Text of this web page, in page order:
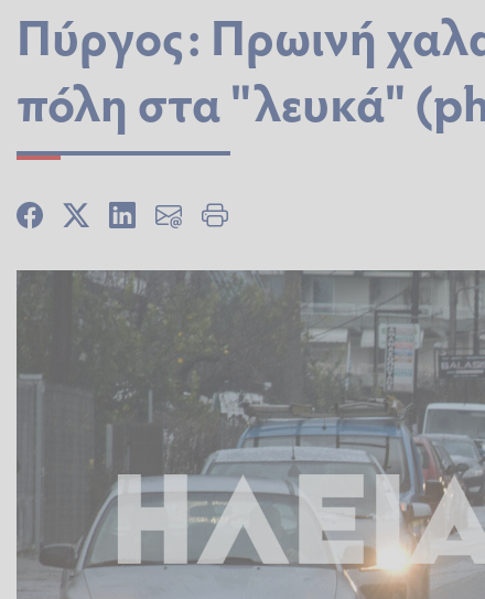
Πύργος: Πρωινή
πόλη στα "λευκά"